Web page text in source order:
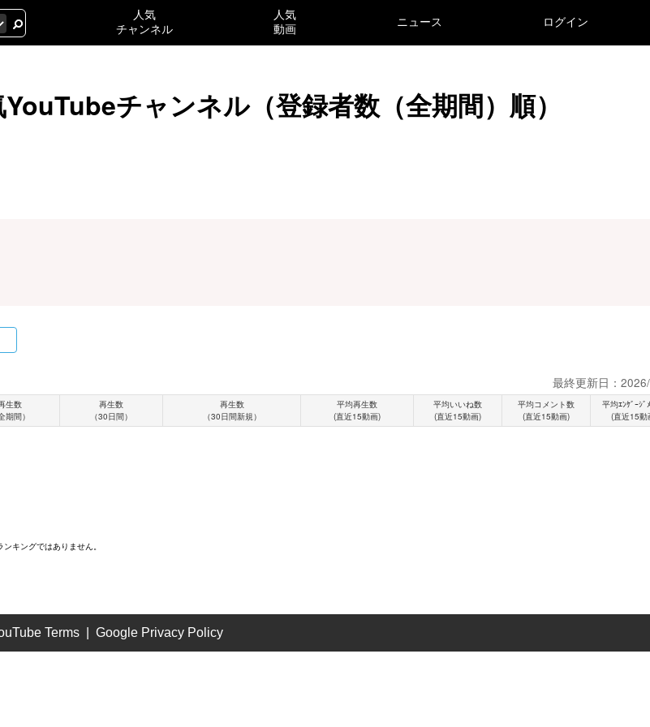
人気
チャンネル
人気
動画
ニュース ログイン
チャンネル（登録者数（全期間）順）
最終更新日：
生数
期間）
再生数
（30日間）
再生数
（30日間新規）
平均再生数
(直近15動画)
平均いいね数
(直近15動画)
平均コメント数
(直近15動画)
平均ｴﾝｹﾞｰｼﾞ
(直近15動
キングではありません。
Terms Google Privacy Policy